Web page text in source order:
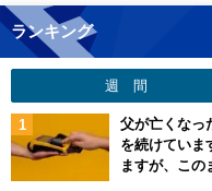
ランキング
週 間
父が亡くなっ
を続けていま
ますが、この